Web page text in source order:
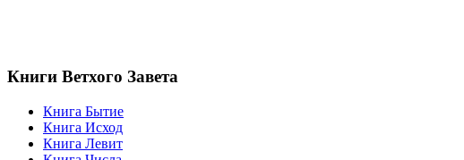
Книги Ветхого Завета
Книга Бытие
Книга Исход
Книга Левит